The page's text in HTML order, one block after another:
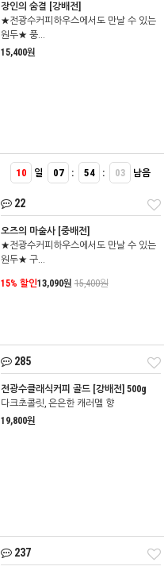
장인의 숨결 [강배전]
★전광수커피하우스에서도 만날 수 있는
원두★ 풍...
15,400원
10 일 07 : 54 : 03 남음
22
오즈의 마술사 [중배전]
★전광수커피하우스에서도 만날 수 있는
원두★ 구...
15% 할인13,090원15,400원
285
전광수클래식커피 골드 [강배전] 500g
다크초콜릿, 은은한 캐러멜 향
19,800원
237